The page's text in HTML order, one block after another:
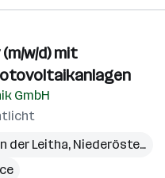
w/d) mit
GmbH
der Leitha, Niederösterreich